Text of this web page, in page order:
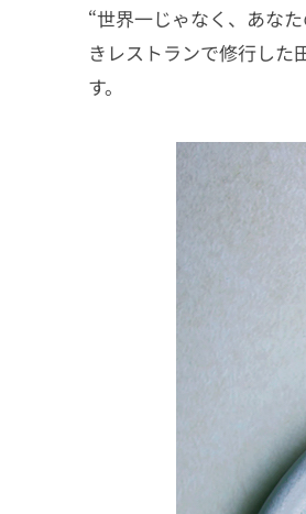
“世界一じゃなく、あな
きレストランで修行した
す。